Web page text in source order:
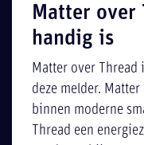
Matter over
handig is
Matter over
deze melder.
binnen moderne
Thread een